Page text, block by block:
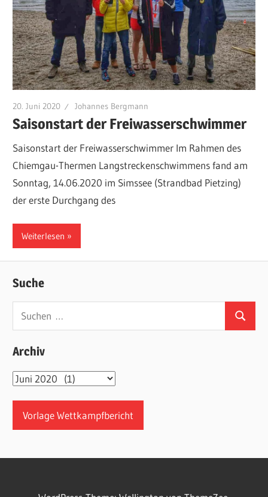
20. Juni 2020 Johannes Bergmann
Saisonstart der Freiwasserschwimmer
Saisonstart der Freiwasserschwimmer Im Rahmen des
Chiemgau-Thermen Langstreckenschwimmens fand am
Sonntag, 14.06.2020 im Simssee (Strandbad Pietzing)
der erste Durchgang des
Weiterlesen
Suche
Suchen
nach:
Suchen
Archiv
Archiv
Vorlage Wettkampfbericht